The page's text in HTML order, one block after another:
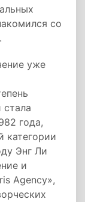
со
уже
стала
года,
категории
Энг Ли
и
Agency»,